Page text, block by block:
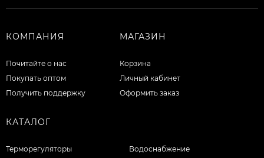
КОМПАНИЯ
Почитайте о нас
Покупать оптом
Получить поддержку
МАГАЗИН
Корзина
Личный кабинет
Оформить заказ
КАТАЛОГ
Терморегуляторы
Водоснабжение